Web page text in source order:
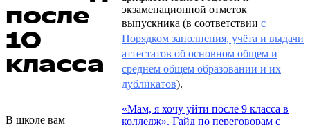
после
10
класса
экзаменационной отметок
выпускника (в соответствии с
Порядком заполнения, учёта и выдачи
аттестатов об основном общем и
среднем общем образовании и их
дубликатов).
В школе вам
«Мам, я хочу уйти после 9 класса в
колледж». Гайд по переговорам с